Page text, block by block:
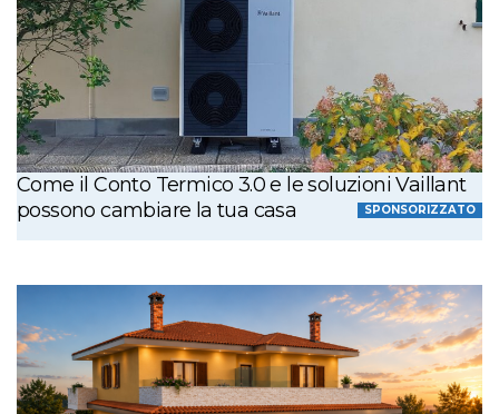
Come il Conto Termico 3.0 e le soluzioni Vaillant
possono cambiare la tua casa
SPONSORIZZATO